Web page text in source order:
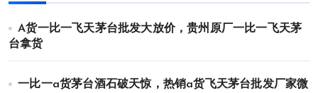
A货一比一飞天茅台批发大放价，贵州原厂一比一飞天茅
台拿货
一比一a货茅台酒石破天惊，热销a货飞天茅台批发厂家微